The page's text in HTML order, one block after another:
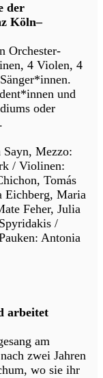
der
Köln–
Orchester-
4 Violen, 4
und
oder
Mezzo:
/ Violinen:
Tomás
Eichberg, Maria
Feher, Julia
/
Antonia
arbeitet
am
zwei Jahren
wo sie ihr